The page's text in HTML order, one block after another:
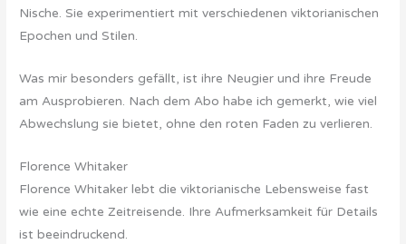
Nische. Sie experimentiert mit verschiedenen viktorianischen
Epochen und Stilen.
Was mir besonders gefällt, ist ihre Neugier und ihre Freude
am Ausprobieren. Nach dem Abo habe ich gemerkt, wie viel
Abwechslung sie bietet, ohne den roten Faden zu verlieren.
Florence Whitaker
Florence Whitaker lebt die viktorianische Lebensweise fast
wie eine echte Zeitreisende. Ihre Aufmerksamkeit für Details
ist beeindruckend.